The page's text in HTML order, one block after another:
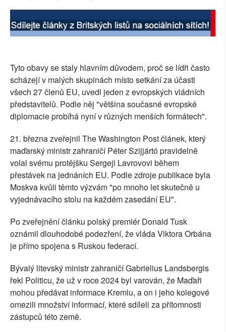
Tyto obavy se staly hlavním důvodem, proč se lídři často
scházejí v malých skupinách místo setkání za účasti
všech 27 členů EU, uvedl jeden z evropských vládních
představitelů. Podle něj "většina současné evropské
diplomacie probíhá nyní v různých menších formátech".
21. března zveřejnil The Washington Post článek, který
maďarský ministr zahraničí Péter Szijjártó pravidelně
volal svému protějšku Sergeji Lavrovovi během
přestávek na jednáních EU. Podle zdroje publikace byla
Moskva kvůli těmto výzvám "po mnoho let skutečně u
vyjednávacího stolu na každém zasedání EU".
Po zveřejnění článku polský premiér Donald Tusk
oznámil dlouhodobé podezření, že vláda Viktora Orbána
je přímo spojena s Ruskou federací.
Bývalý litevský ministr zahraničí Gabrielius Landsbergis
řekl Politicu, že už v roce 2024 byl varován, že Maďaři
mohou předávat informace Kremlu, a on i jeho kolegové
omezili množství informací, které sdíleli za přítomnosti
zástupců této země.